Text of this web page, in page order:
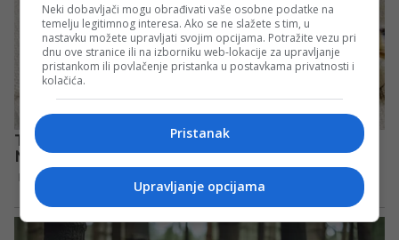
Neki dobavljači mogu obrađivati vaše osobne podatke na
temelju legitimnog interesa. Ako se ne slažete s tim, u
nastavku možete upravljati svojim opcijama. Potražite vezu pri
dnu ove stranice ili na izborniku web-lokacije za upravljanje
pristankom ili povlačenje pristanka u postavkama privatnosti i
kolačića.
Pristanak
Upravljanje opcijama